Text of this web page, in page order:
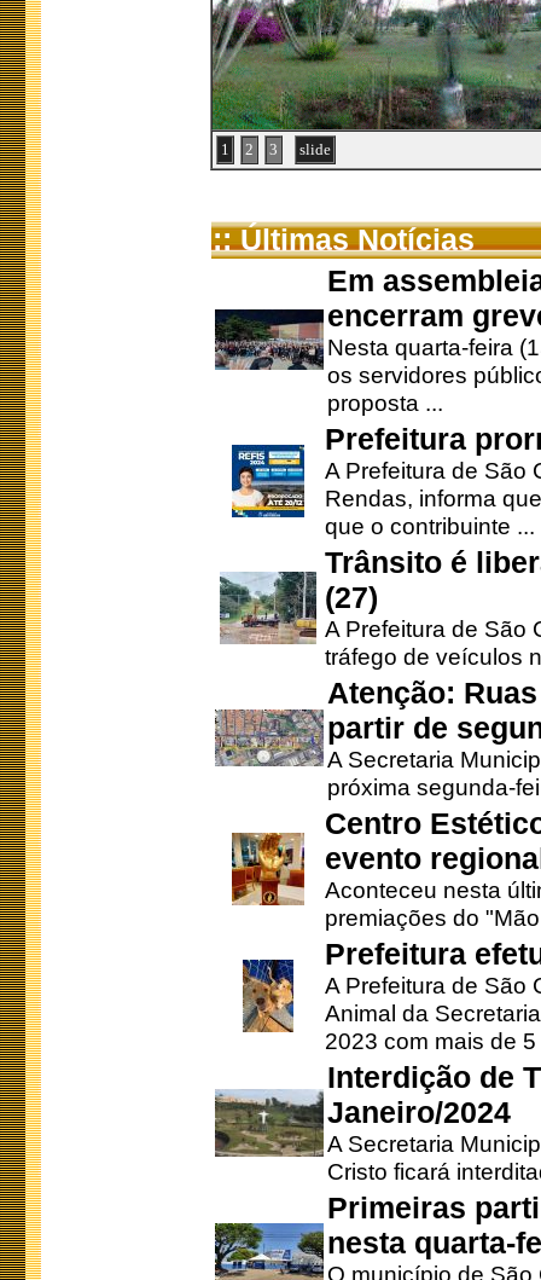
1 2 3 slide
:: Últimas Notícias
Em
encerram
Nesta quarta-feira
os servidores
proposta ...
Prefeitura
A Prefeitura de São
Rendas, informa
que o contribuinte ...
Trânsito é
(27)
A Prefeitura de São
tráfego de veículos
Atenção:
partir de
A Secretaria
próxima segunda-
Centro
evento
Aconteceu nesta
premiações do
Prefeitura
A Prefeitura de São
Animal da
2023 com mais de 5
Interdição de
Janeiro/2024
A Secretaria
Cristo ficará
Primeiras
nesta quarta-
O município de